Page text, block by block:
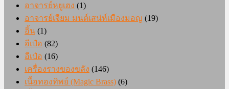
อาจารย์หยูเฮง (1)
อาจารย์เจียม มนต์เสน่ห์เมืองมอญ (19)
อิ้น (1)
อีเป๋อ (82)
อีเป๋อ (16)
เครื่องรางของขลัง (146)
เนื้อทองทิพย์ (Magic Brass) (6)